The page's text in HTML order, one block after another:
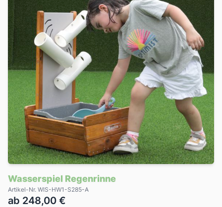
Wasserspiel Regenrinne
Artikel-Nr. WIS-HW1-S285-A
ab 248,00 €